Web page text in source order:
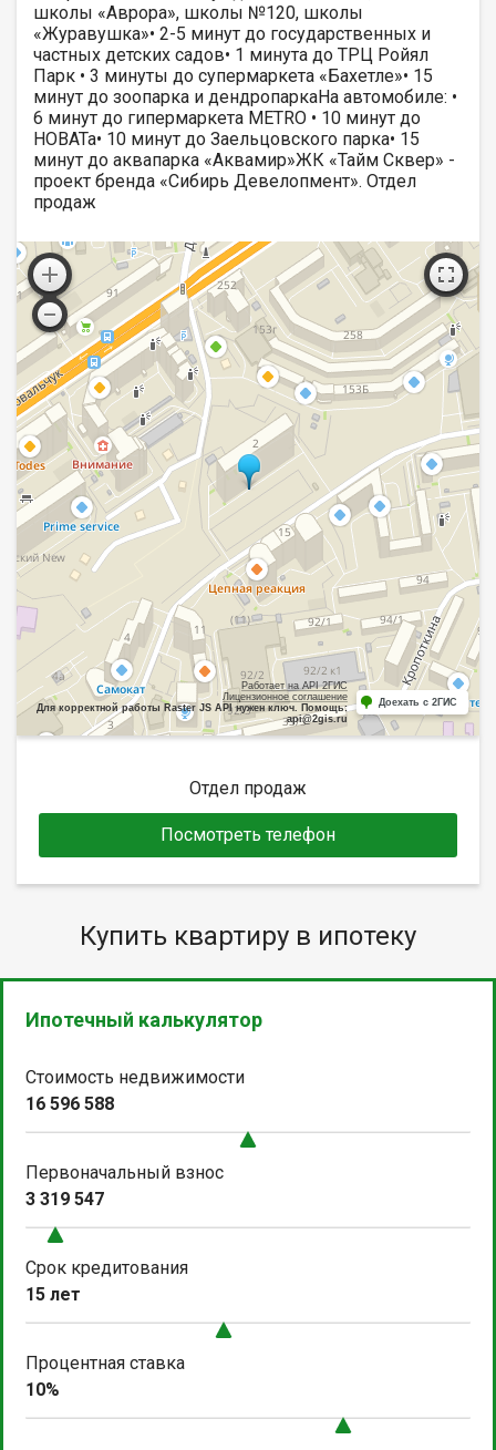
школы «Аврора», школы №120, школы
«Журавушка»• 2-5 минут до государственных и
частных детских садов• 1 минута до ТРЦ Ройял
Парк • 3 минуты до супермаркета «Бахетле»• 15
минут до зоопарка и дендропаркаНа автомобиле: •
6 минут до гипермаркета METRO • 10 минут до
НОВАТа• 10 минут до Заельцовского парка• 15
минут до аквапарка «Аквамир»ЖК «Тайм Сквер» -
проект бренда «Сибирь Девелопмент». Отдел
продаж
Работает на API 2ГИС
Лицензионное соглашение
Для корректной работы Raster JS API нужен ключ. Помощь:
api@2gis.ru
Доехать с 2ГИС
Отдел продаж
Посмотреть телефон
Купить квартиру в ипотеку
Ипотечный калькулятор
Стоимость недвижимости
16 596 588
Первоначальный взнос
3 319 547
Срок кредитования
15 лет
Процентная ставка
10%